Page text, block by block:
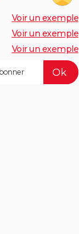
Voir un exemple
Voir un exemple
Voir un exemple